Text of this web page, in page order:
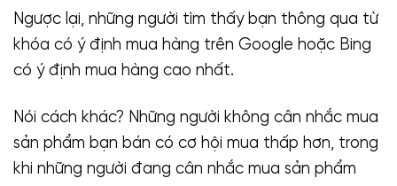
Ngược lại, những người tìm thấy bạn thông qua từ
khóa có ý định mua hàng trên Google hoặc Bing
có ý định mua hàng cao nhất.
Nói cách khác? Những người không cân nhắc mua
sản phẩm bạn bán có cơ hội mua thấp hơn, trong
khi những người đang cân nhắc mua sản phẩm